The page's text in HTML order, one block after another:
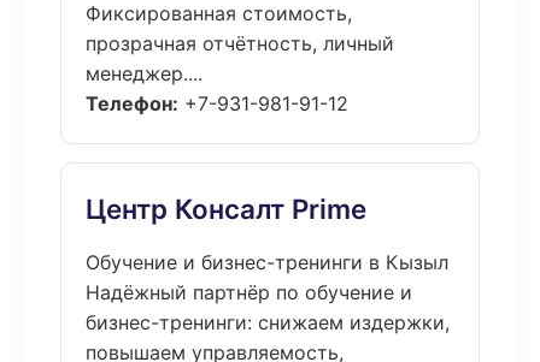
Фиксированная стоимость,
прозрачная отчётность, личный
менеджер....
Телефон: +7-931-981-91-12
Центр Консалт Prime
Обучение и бизнес-тренинги в Кызыл
Надёжный партнёр по обучение и
бизнес-тренинги: снижаем издержки,
повышаем управляемость,